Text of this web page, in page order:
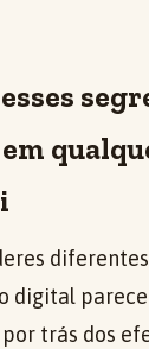
digital
por trás dos